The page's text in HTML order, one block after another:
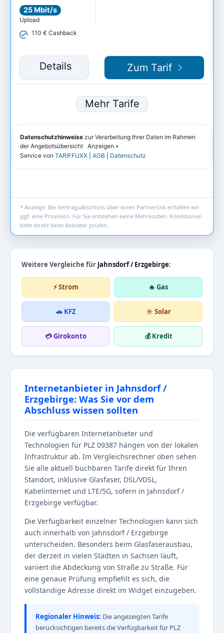
* Anzeige. Bei Vertragsabschluss über einen Partnerlink erhalten wir
ggf. eine Provision. Für Sie entstehen keine Mehrkosten. Konditionen
bitte direkt beim Anbieter prüfen.
Weitere Vergleiche für Jahnsdorf / Erzgebirge:
⚡ Strom 🔥 Gas
🚗 KFZ ☀️ Solar
💳 Girokonto 💰 Kredit
Internetanbieter in Jahnsdorf /
Erzgebirge: Was Sie vor dem
Abschluss wissen sollten
Die verfügbaren Internetanbieter und
Technologien für PLZ 09387 hängen von der lokalen
Infrastruktur ab. Im Vergleichsrechner oben sehen
Sie alle aktuell buchbaren Tarife direkt für Ihren
Standort, inklusive Glasfaser, DSL/VDSL,
Kabelinternet und LTE/5G, sofern in Jahnsdorf /
Erzgebirge verfügbar.
Die Verfügbarkeit einzelner Technologien kann sich
auch innerhalb von Jahnsdorf / Erzgebirge
unterscheiden. Besonders beim Glasfaserausbau,
der derzeit in vielen Städten in Sachsen läuft,
variiert die Abdeckung von Straße zu Straße. Für
eine genaue Prüfung empfiehlt es sich, die
vollständige Adresse direkt im Widget einzugeben.
Regionaler Hinweis: Die angezeigten Tarife
berücksichtigen bereits die Verfügbarkeit für PLZ